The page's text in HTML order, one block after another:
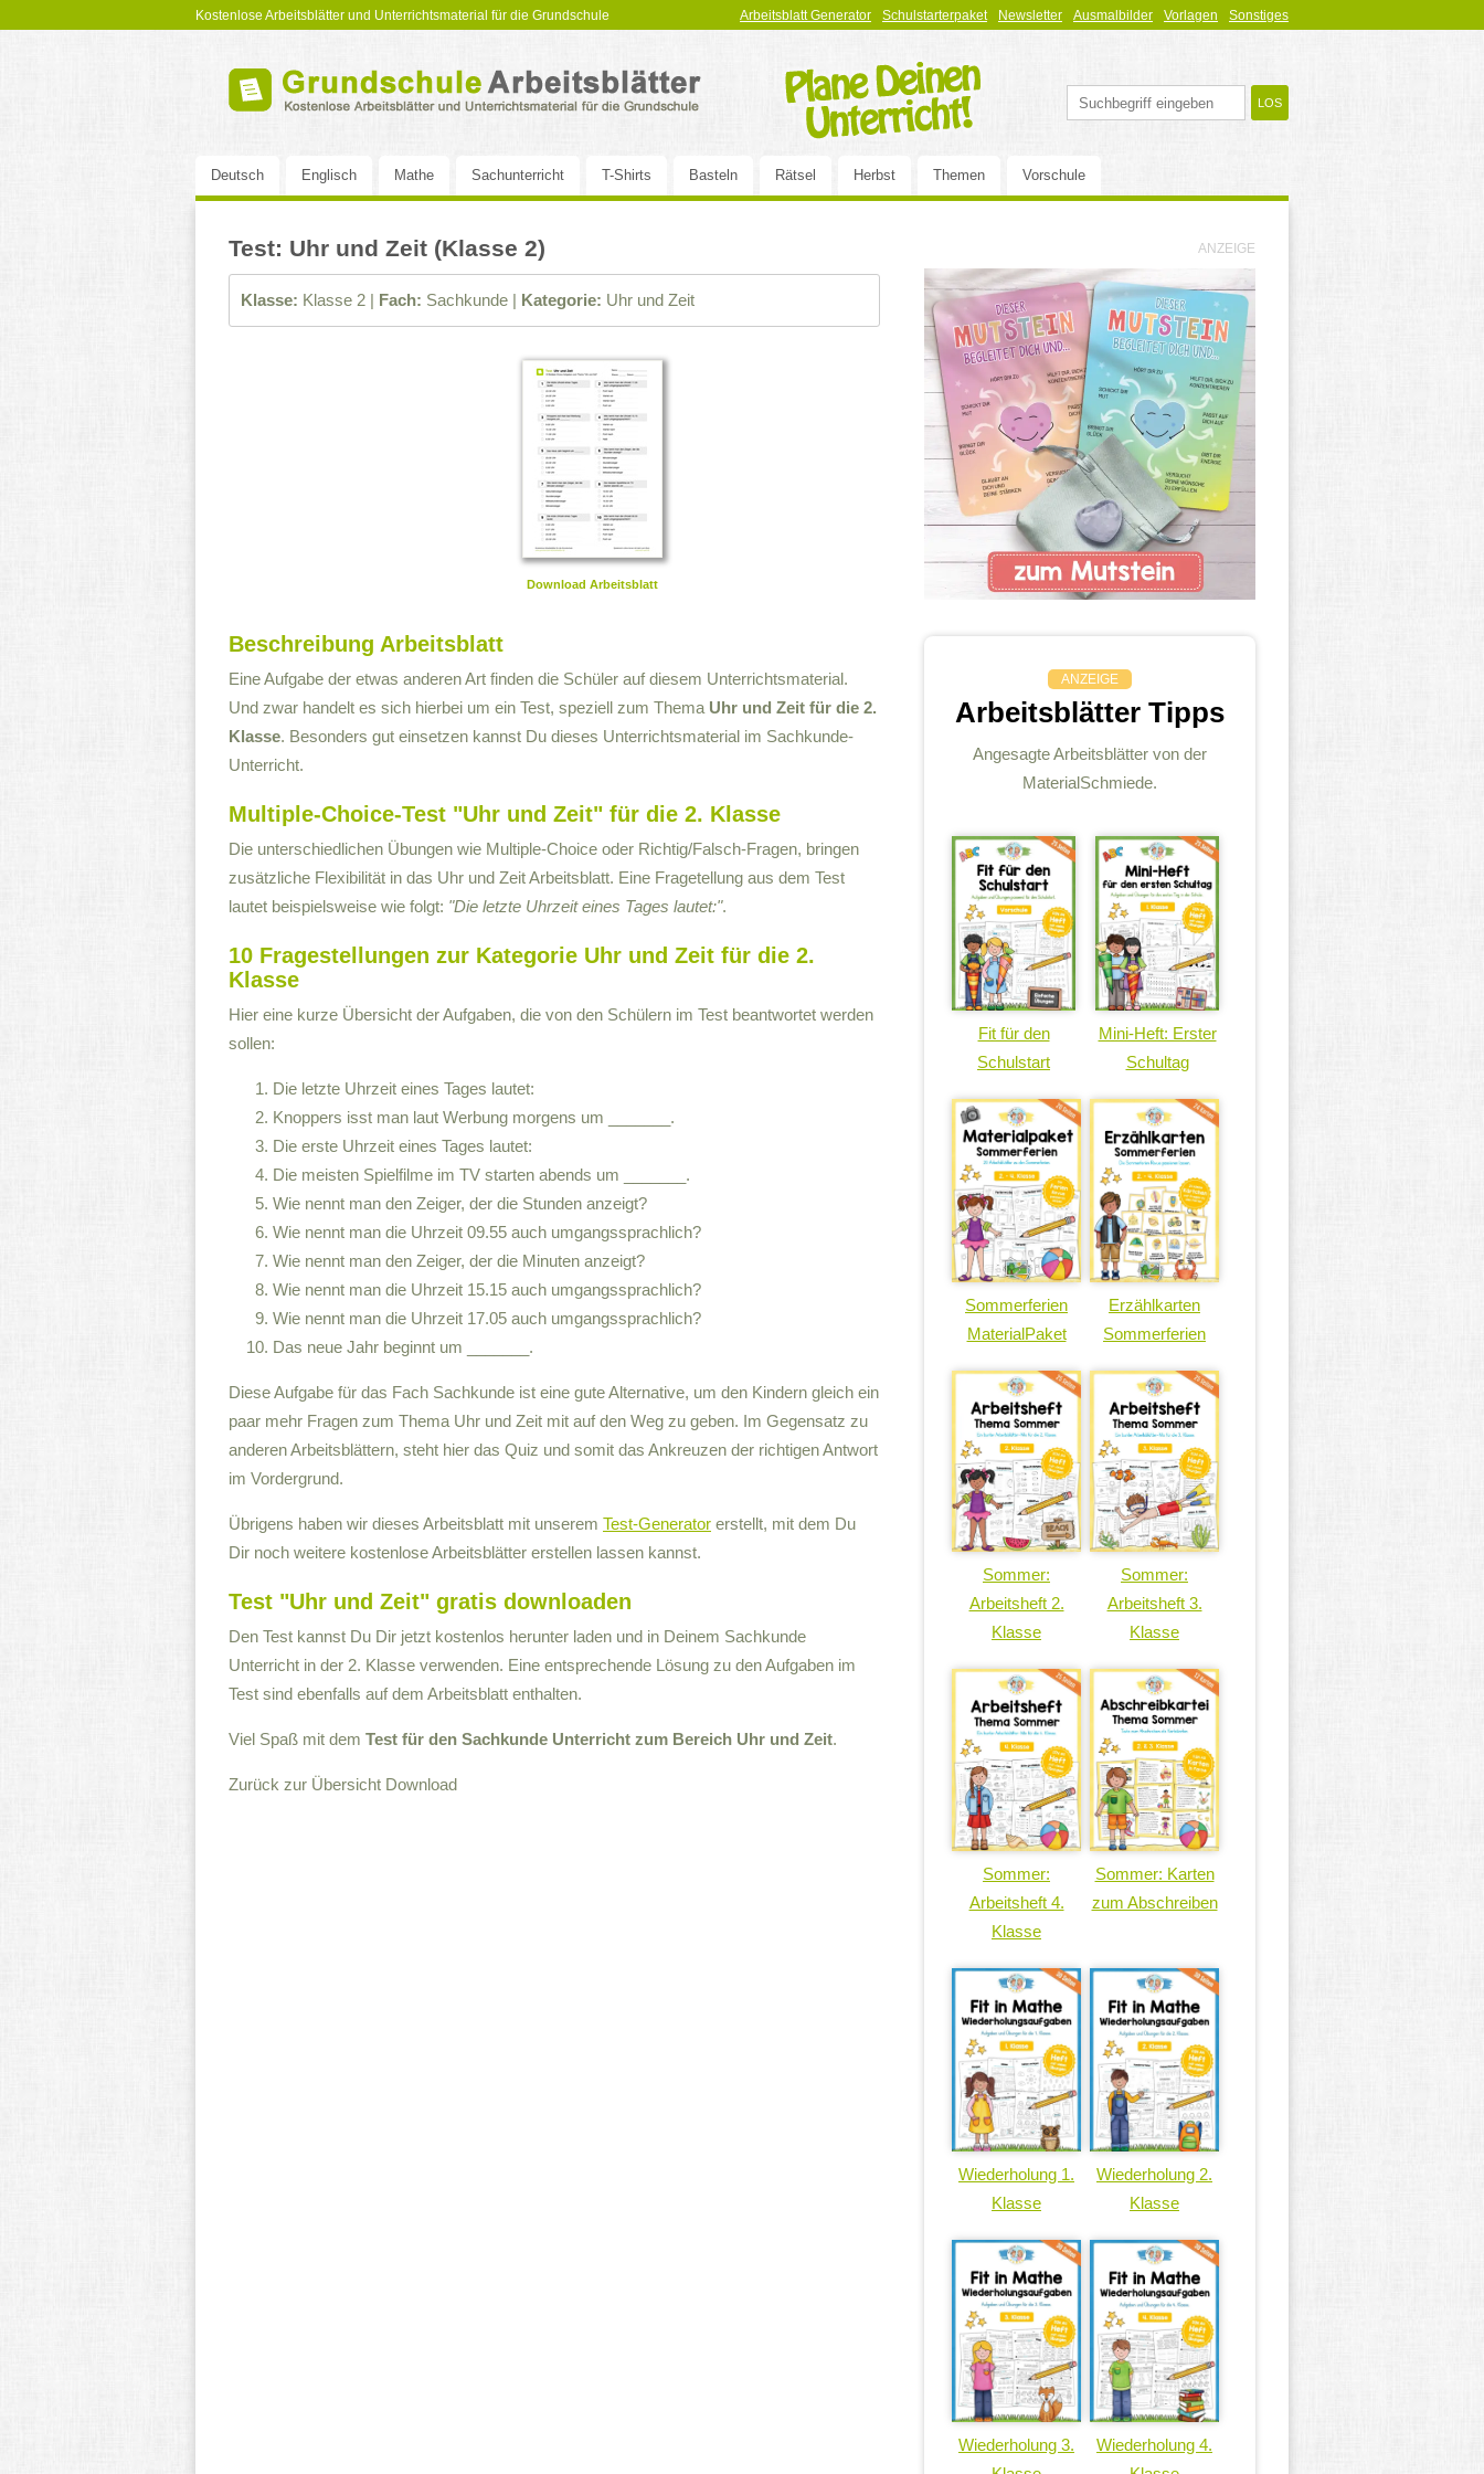
Kostenlose Arbeitsblätter und Unterrichtsmaterial für die Grundschule Sonstiges
Vorlagen
Ausmalbilder
Newsletter
Schulstarterpaket
Arbeitsblatt Generator
Deutsch Englisch Mathe Sachunterricht T-Shirts Basteln Rätsel Herbst Themen Vorschule
Test: Uhr und Zeit (Klasse 2)
Klasse: Klasse 2 | Fach: Sachkunde | Kategorie: Uhr und Zeit
Download Arbeitsblatt
Beschreibung Arbeitsblatt
Eine Aufgabe der etwas anderen Art finden die Schüler auf diesem Unterrichtsmaterial.
Und zwar handelt es sich hierbei um ein Test, speziell zum Thema Uhr und Zeit für die 2.
Klasse. Besonders gut einsetzen kannst Du dieses Unterrichtsmaterial im Sachkunde-
Unterricht.
Multiple-Choice-Test "Uhr und Zeit" für die 2. Klasse
Die unterschiedlichen Übungen wie Multiple-Choice oder Richtig/Falsch-Fragen, bringen
zusätzliche Flexibilität in das Uhr und Zeit Arbeitsblatt. Eine Fragetellung aus dem Test
lautet beispielsweise wie folgt: "Die letzte Uhrzeit eines Tages lautet:".
10 Fragestellungen zur Kategorie Uhr und Zeit für die 2.
Klasse
Hier eine kurze Übersicht der Aufgaben, die von den Schülern im Test beantwortet werden
sollen:
Die letzte Uhrzeit eines Tages lautet:
Knoppers isst man laut Werbung morgens um _______.
Die erste Uhrzeit eines Tages lautet:
Die meisten Spielfilme im TV starten abends um _______.
Wie nennt man den Zeiger, der die Stunden anzeigt?
Wie nennt man die Uhrzeit 09.55 auch umgangssprachlich?
Wie nennt man den Zeiger, der die Minuten anzeigt?
Wie nennt man die Uhrzeit 15.15 auch umgangssprachlich?
Wie nennt man die Uhrzeit 17.05 auch umgangssprachlich?
Das neue Jahr beginnt um _______.
Diese Aufgabe für das Fach Sachkunde ist eine gute Alternative, um den Kindern gleich ein
paar mehr Fragen zum Thema Uhr und Zeit mit auf den Weg zu geben. Im Gegensatz zu
anderen Arbeitsblättern, steht hier das Quiz und somit das Ankreuzen der richtigen Antwort
im Vordergrund.
Übrigens haben wir dieses Arbeitsblatt mit unserem Test-Generator erstellt, mit dem Du
Dir noch weitere kostenlose Arbeitsblätter erstellen lassen kannst.
Test "Uhr und Zeit" gratis downloaden
Den Test kannst Du Dir jetzt kostenlos herunter laden und in Deinem Sachkunde
Unterricht in der 2. Klasse verwenden. Eine entsprechende Lösung zu den Aufgaben im
Test sind ebenfalls auf dem Arbeitsblatt enthalten.
Viel Spaß mit dem Test für den Sachkunde Unterricht zum Bereich Uhr und Zeit.
Zurück zur Übersicht Download
ANZEIGE
ANZEIGE
Arbeitsblätter Tipps
Angesagte Arbeitsblätter von der
MaterialSchmiede.
Fit für den
Schulstart
Mini-Heft: Erster
Schultag
Sommerferien
MaterialPaket
Erzählkarten
Sommerferien
Sommer:
Arbeitsheft 2.
Klasse
Sommer:
Arbeitsheft 3.
Klasse
Sommer:
Arbeitsheft 4.
Klasse
Sommer: Karten
zum Abschreiben
Wiederholung 1.
Klasse
Wiederholung 2.
Klasse
Wiederholung 3.
Wiederholung 4.